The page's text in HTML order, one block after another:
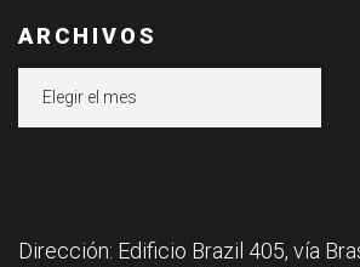
ARCHIVOS
Dirección: Edificio Brazil 405, vía